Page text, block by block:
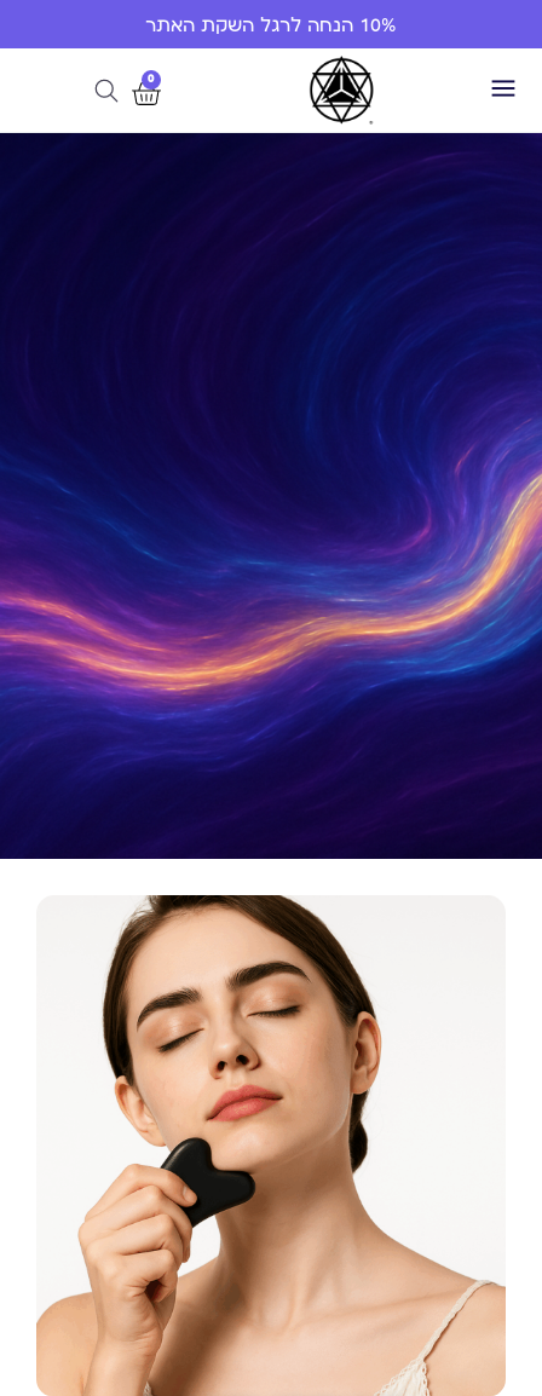
10% הנחה לרגל השקת האתר
0
Metamatica Boutique
כלי תדר לריפוי, אסתטיקה ואיזון אנרגטי. המסע מהרוח
אל החומר מתחיל כאן.
לכניסה לבוטיק